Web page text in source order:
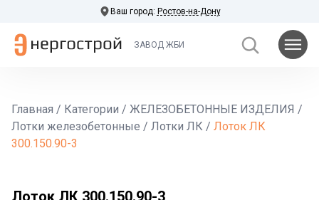
Ваш город: Ростов-на-Дону
ЗАВОД ЖБИ
Главная / Категории / ЖЕЛЕЗОБЕТОННЫЕ ИЗДЕЛИЯ /
Лотки железобетонные / Лотки ЛК / Лоток ЛК
300.150.90-3
Лоток ЛК 300.150.90-3